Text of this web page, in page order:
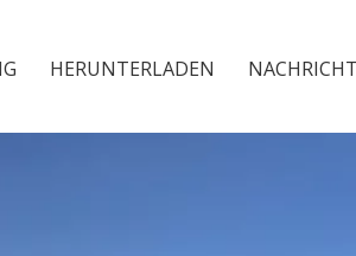
HERUNTERLADEN NACHRICHT